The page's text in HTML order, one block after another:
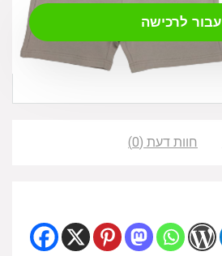
עבור לרכישה
חוות דעת (0)